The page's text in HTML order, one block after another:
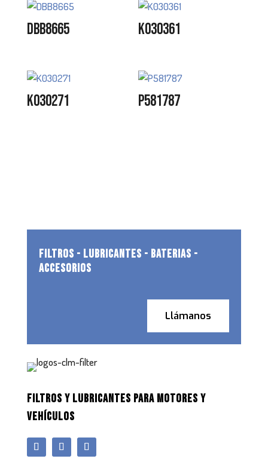
DBB8665 K030361
K030271 P581787
FILTROS - LUBRICANTES - BATERIAS -
ACCESORIOS
Llámanos
FILTROS Y LUBRICANTES PARA MOTORES Y
VEHÍCULOS